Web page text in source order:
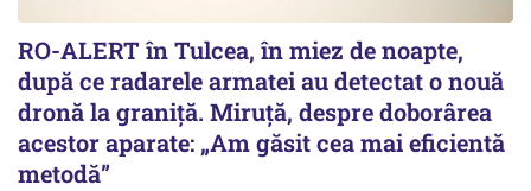
RO-ALERT în Tulcea, în miez de noapte,
după ce radarele armatei au detectat o nouă
dronă la graniță. Miruță, despre doborârea
acestor aparate: „Am găsit cea mai eficientă
metodă”